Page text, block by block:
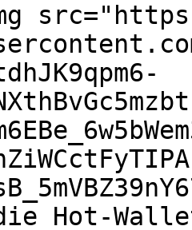
Hot-